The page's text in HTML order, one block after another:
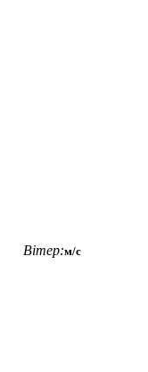
Вітер:м/с